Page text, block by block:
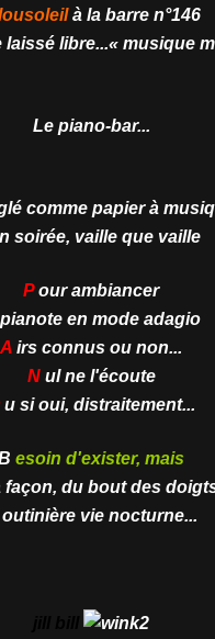
à la barre n°146
libre...« musique
Le piano-bar...
comme papier à
soirée, vaille que vaille
Pour ambiancer
en mode adagio
A irs connus ou non...
Nul ne l'écoute
u si oui, distraitement...
esoin d'exister, mais
du bout des
outinière vie nocturne...